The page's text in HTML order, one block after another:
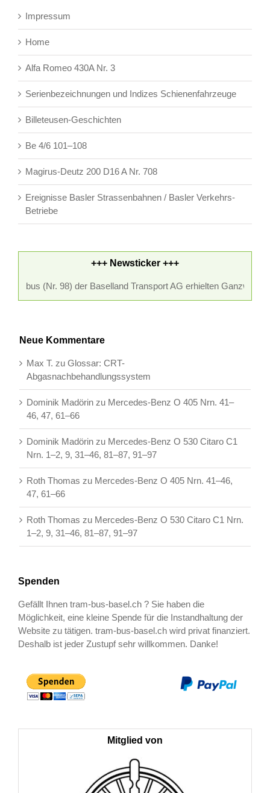
Impressum
Home
Alfa Romeo 430A Nr. 3
Serienbezeichnungen und Indizes Schienenfahrzeuge
Billeteusen-Geschichten
Be 4/6 101–108
Magirus-Deutz 200 D16 A Nr. 708
Ereignisse Basler Strassenbahnen / Basler Verkehrs-
Betriebe
+++ Newsticker +++
(Nr. 98) der Baselland Transport AG erhielten Ganzwerbung
Neue Kommentare
Max T. zu Glossar: CRT-
Abgasnachbehandlungssystem
Dominik Madörin zu Mercedes-Benz O 405 Nrn. 41–
46, 47, 61–66
Dominik Madörin zu Mercedes-Benz O 530 Citaro C1
Nrn. 1–2, 9, 31–46, 81–87, 91–97
Roth Thomas zu Mercedes-Benz O 405 Nrn. 41–46,
47, 61–66
Roth Thomas zu Mercedes-Benz O 530 Citaro C1 Nrn.
1–2, 9, 31–46, 81–87, 91–97
Spenden
Gefällt Ihnen tram-bus-basel.ch ? Sie haben die
Möglichkeit, eine kleine Spende für die Instandhaltung der
Website zu tätigen. tram-bus-basel.ch wird privat finanziert.
Deshalb ist jeder Zustupf sehr willkommen. Danke!
Mitglied von